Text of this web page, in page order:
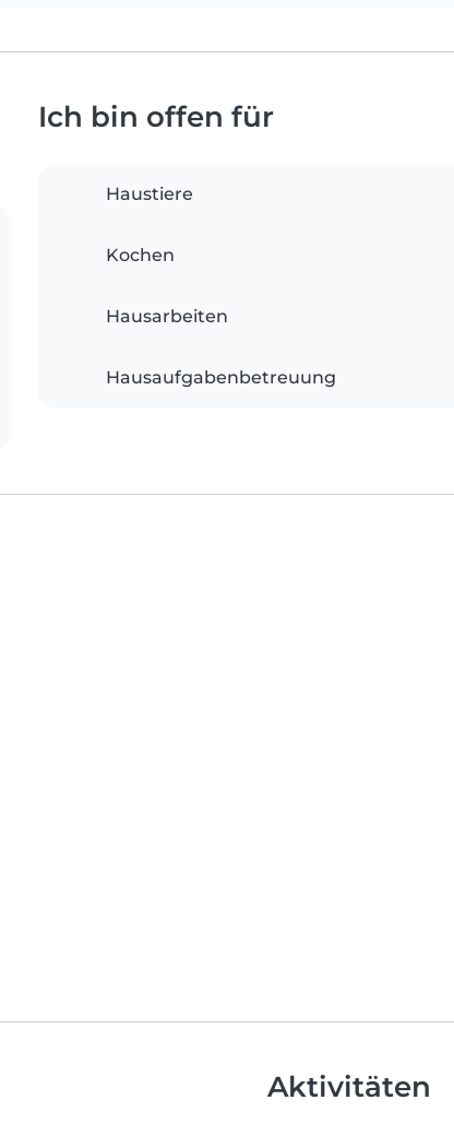
Ich bin offen für
Haustiere
Kochen
Hausarbeiten
Hausaufgabenbetreuung
Aktivitäten